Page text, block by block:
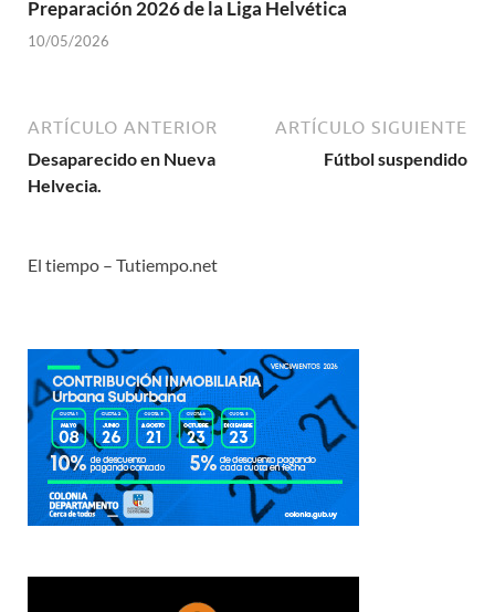
Preparación 2026 de la Liga Helvética
10/05/2026
ARTÍCULO ANTERIOR
Desaparecido en Nueva
Helvecia.
ARTÍCULO SIGUIENTE
Fútbol suspendido
El tiempo – Tutiempo.net